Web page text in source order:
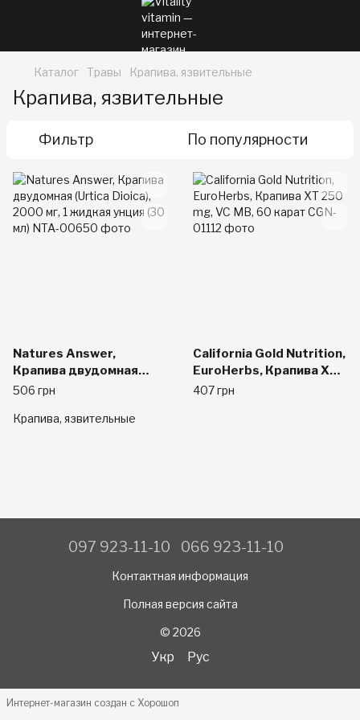
Каталог Травы Крапива, язвительные
Крапива, язвительные
Фильтр По популярности
Natures Answer,
Крапива двудомная
(Urtica Dioica), 2000 мг,
506 грн
California Gold Nutrition,
EuroHerbs, Крапива XT
250 mg, VC MB, 60
407 грн
Крапива, язвительные
097 923-11-10 066 923-11-10
Контактная информация
Полная версия сайта
© 2026
Укр Рус
Интернет-магазин создан с Хорошоп